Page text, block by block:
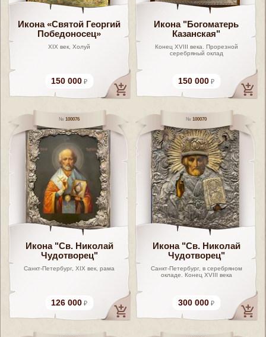
Икона «Святой Георгий
Победоносец»
XIX век, Холуй
150 000
Икона "Богоматерь
Казанская"
Конец XVIII века. Прорезной
серебряный оклад
150 000
100076
Икона "Св. Николай
Чудотворец"
Санкт-Петербург, XIX век, рама
126 000
100070
Икона "Св. Николай
Чудотворец"
Санкт-Петербург, в серебряном
окладе. Конец XVIII века
300 000